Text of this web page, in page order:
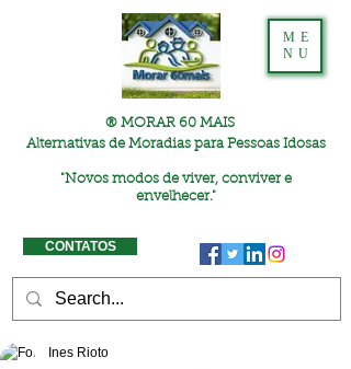
® MORAR 60 MAIS
Alternativas de Moradias para Pessoas Idosas
"Novos modos de viver, conviver e
envelhecer."
ME
NU
CONTATOS
Ines Rioto